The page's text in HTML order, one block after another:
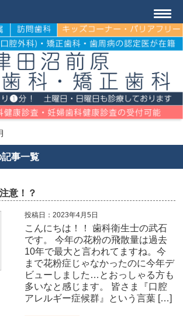
事一覧
意！？
投稿日：2023年4月5日
こんにちは！！ 歯科衛生士の武石
です。 今年の花粉の飛散量は過去
10年で最大と言われてますね。今
まで花粉症じゃなかったのに今年デ
ビューしました…とおっしゃる方も
多いなと感じます。 皆さま『口腔
アレルギー症候群』という言葉 […]